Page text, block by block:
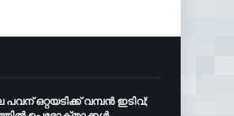
ഒറ്റയടിക്ക് വമ്പൻ ഇടിവ്;